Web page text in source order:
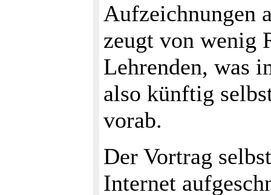
Aufzeichnungen
zeugt von wenig
Lehrenden, was
also künftig
vorab.
Der Vortrag
Internet